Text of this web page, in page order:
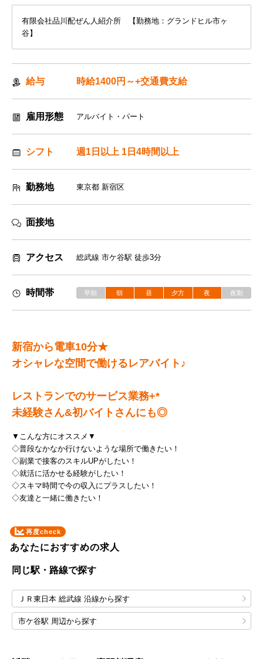
有限会社品川配ぜん人紹介所 【勤務地：グランドヒル市ヶ
谷】
給与 時給1400円～+交通費支給
雇用形態 アルバイト・パート
シフト 週1日以上 1日4時間以上
勤務地 東京都 新宿区
面接地
アクセス 総武線 市ケ谷駅 徒歩3分
時間帯 早朝 朝 昼 夕方 夜 夜勤
新宿から電車10分★
オシャレな空間で働けるレアバイト♪
レストランでのサービス業務+*
未経験さん&初バイトさんにも◎
▼こんな方にオススメ▼
◇普段なかなか行けないような場所で働きたい！
◇副業で接客のスキルUPがしたい！
◇就活に活かせる経験がしたい！
◇スキマ時間で今の収入にプラスしたい！
◇友達と一緒に働きたい！
再度check
あなたにおすすめの求人
同じ駅・路線で探す
ＪＲ東日本 総武線 沿線から探す
市ケ谷駅 周辺から探す